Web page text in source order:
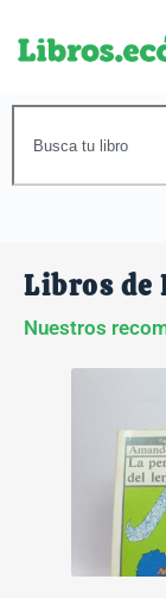
Libros de
Nuestros